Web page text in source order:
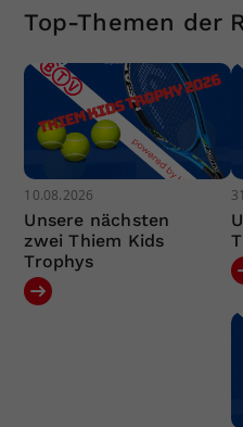
Top-Themen der
10.08.2026
Unsere nächsten
zwei Thiem Kids
Trophys